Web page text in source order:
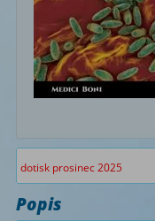
dotisk prosinec 2025
Popis